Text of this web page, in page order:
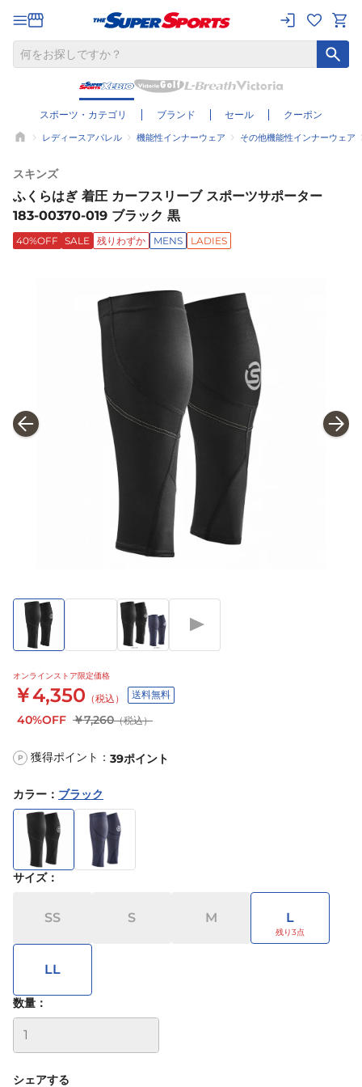
スポーツ・カテゴリ ブランド セール クーポン
レディースアパレル 機能性インナーウェア その他機能性インナーウェア
スキンズ
ふくらはぎ 着圧 カーフスリーブ スポーツサポーター
183-00370-019 ブラック 黒
40%OFF SALE 残りわずか MENS LADIES
オンラインストア限定価格
￥4,350 （税込） 送料無料
40%OFF ￥7,260（税込）
P 獲得ポイント： 39ポイント
カラー ： ブラック
サイズ：
SS S M L
LL
数量：
シェアする